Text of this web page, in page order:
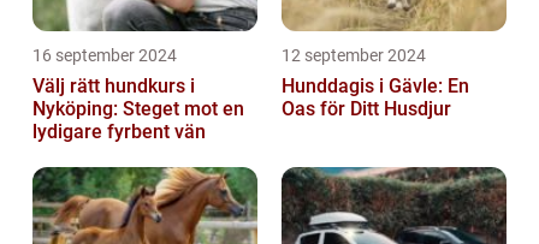
16 september 2024
Välj rätt hundkurs i
Nyköping: Steget mot en
lydigare fyrbent vän
12 september 2024
Hunddagis i Gävle: En
Oas för Ditt Husdjur